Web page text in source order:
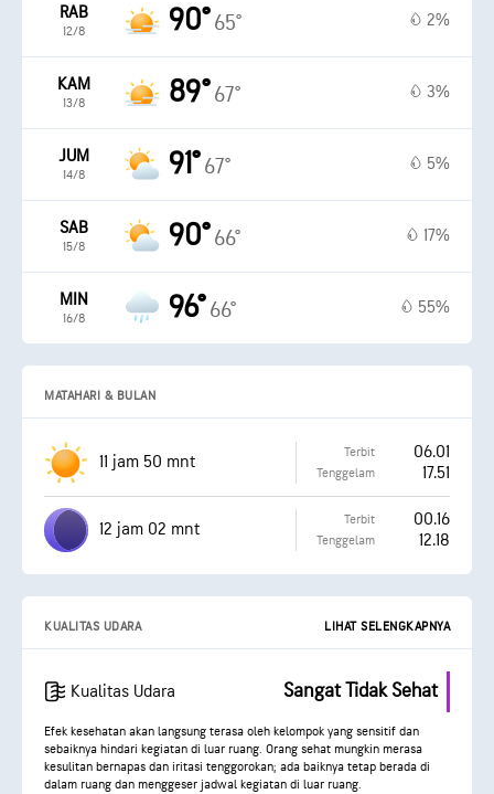
RAB
12/8 90° 65° 2%
KAM
13/8 89° 67° 3%
JUM
14/8 91° 67° 5%
SAB
15/8 90° 66° 17%
MIN
16/8 96° 66° 55%
MATAHARI & BULAN
11 jam 50 mnt Terbit 06.01
Tenggelam 17.51
12 jam 02 mnt Terbit 00.16
Tenggelam 12.18
KUALITAS UDARA LIHAT SELENGKAPNYA
Kualitas Udara Sangat Tidak Sehat
Efek kesehatan akan langsung terasa oleh kelompok yang sensitif dan
sebaiknya hindari kegiatan di luar ruang. Orang sehat mungkin merasa
kesulitan bernapas dan iritasi tenggorokan; ada baiknya tetap berada di
dalam ruang dan menggeser jadwal kegiatan di luar ruang.